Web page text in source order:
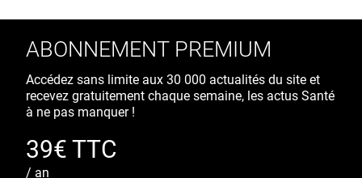
ABONNEMENT PREMIUM
Accédez sans limite aux 30 000 actualités du site et
recevez gratuitement chaque semaine, les actus Santé
à ne pas manquer !
39€ TTC
/ an